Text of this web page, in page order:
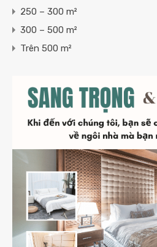
250 – 300 m²
300 – 500 m²
Trên 500 m²